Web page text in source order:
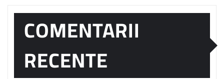
COMENTARII
RECENTE